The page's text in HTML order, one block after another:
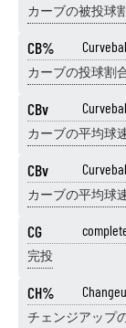
カーブの被投球
CB%
カーブの投球割
CBv
カーブの平均球
CBv
カーブの平均球
CG
完投
CH%
チェンジアップ